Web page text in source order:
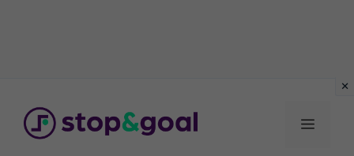
contenuto
Menu